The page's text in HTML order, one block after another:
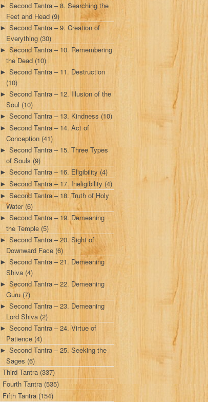
► Second Tantra – 8. Searching the
Feet and Head (9)
► Second Tantra – 9. Creation of
Everything (30)
► Second Tantra – 10. Remembering
the Dead (10)
► Second Tantra – 11. Destruction
(10)
► Second Tantra – 12. Illusion of the
Soul (10)
► Second Tantra – 13. Kindness (10)
► Second Tantra – 14. Act of
Conception (41)
► Second Tantra – 15. Three Types
of Souls (9)
► Second Tantra – 16. Eligibility (4)
► Second Tantra – 17. Ineligibility (4)
► Second Tantra – 18. Truth of Holy
Water(6)
► Second Tantra – 19. Demeaning
the Temple (5)
► Second Tantra – 20. Sight of
Downward Face (6)
► Second Tantra – 21. Demeaning
Shiva (4)
► Second Tantra – 22. Demeaning
Guru (7)
► Second Tantra – 23. Demeaning
Lord Shiva (2)
► Second Tantra – 24. Virtue of
Patience (4)
► Second Tantra – 25. Seeking the
Sages (6)
Third Tantra (337)
Fourth Tantra (535)
Fifth Tantra (154)